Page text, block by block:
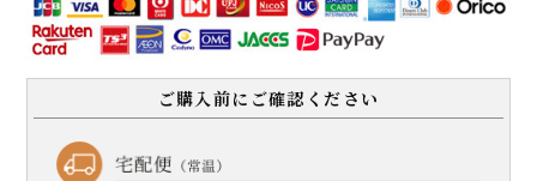
ご購入前にご確認ください